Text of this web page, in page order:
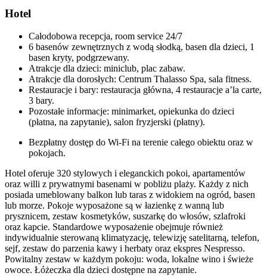
Hotel
Całodobowa recepcja, room service 24/7
6 basenów zewnętrznych z wodą słodką, basen dla dzieci, 1
basen kryty, podgrzewany.
Atrakcje dla dzieci: miniclub, plac zabaw.
Atrakcje dla dorosłych: Centrum Thalasso Spa, sala fitness.
Restauracje i bary: restauracja główna, 4 restauracje a’la carte,
3 bary.
Pozostałe informacje: minimarket, opiekunka do dzieci
(płatna, na zapytanie), salon fryzjerski (płatny).
Bezpłatny dostęp do Wi-Fi na terenie całego obiektu oraz w
pokojach.
Hotel oferuje 320 stylowych i eleganckich pokoi, apartamentów
oraz willi z prywatnymi basenami w pobliżu plaży. Każdy z nich
posiada umeblowany balkon lub taras z widokiem na ogród, basen
lub morze. Pokoje wyposażone są w łazienkę z wanną lub
prysznicem, zestaw kosmetyków, suszarkę do włosów, szlafroki
oraz kapcie. Standardowe wyposażenie obejmuje również
indywidualnie sterowaną klimatyzację, telewizję satelitarną, telefon,
sejf, zestaw do parzenia kawy i herbaty oraz ekspres Nespresso.
Powitalny zestaw w każdym pokoju: woda, lokalne wino i świeże
owoce. Łóżeczka dla dzieci dostępne na zapytanie.